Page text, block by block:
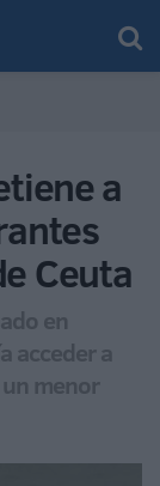
a
Ceuta
en
acceder a
menor